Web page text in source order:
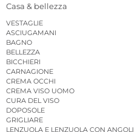
Casa & bellezza
VESTAGLIE
ASCIUGAMANI
BAGNO
BELLEZZA
BICCHIERI
CARNAGIONE
CREMA OCCHI
CREMA VISO UOMO
CURA DEL VISO
DOPOSOLE
GRIGLIARE
LENZUOLA E LENZUOLA CON ANGOLI